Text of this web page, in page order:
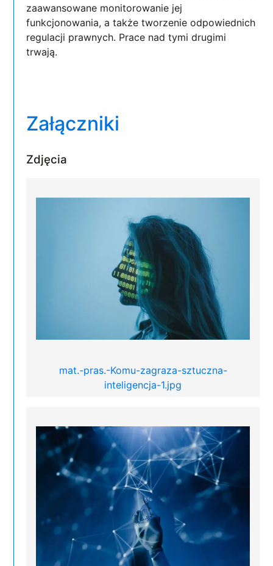
zaawansowane monitorowanie jej
funkcjonowania, a także tworzenie odpowiednich
regulacji prawnych. Prace nad tymi drugimi
trwają.
Załączniki
Zdjęcia
mat.-pras.-Komu-zagraza-sztuczna-
inteligencja-1.jpg